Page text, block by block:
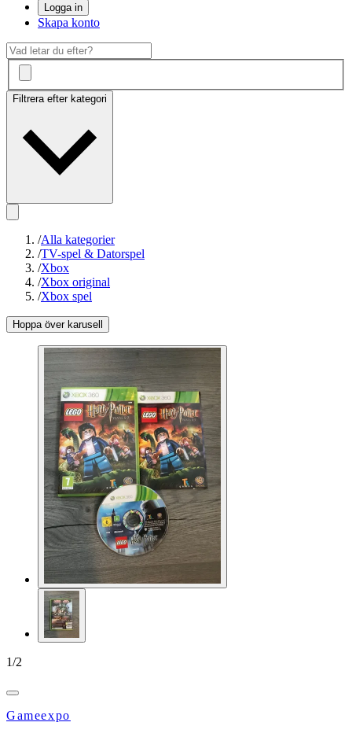
Logga in
Skapa konto
Filtrera efter kategori
/Alla kategorier
/TV-spel & Datorspel
/Xbox
/Xbox original
/Xbox spel
Hoppa över karusell
1/2
Gameexpo